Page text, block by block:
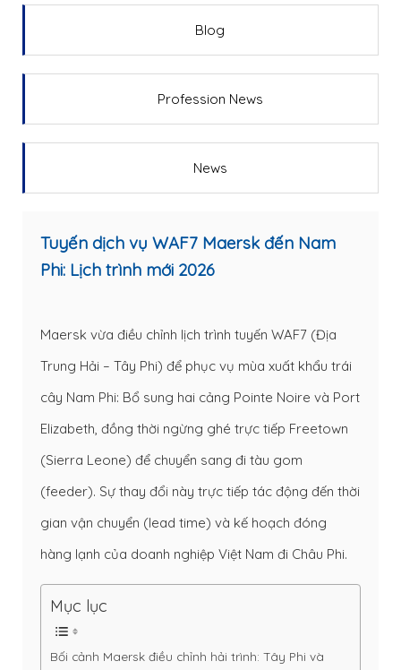
Blog
Profession News
News
Tuyến dịch vụ WAF7 Maersk đến Nam
Phi: Lịch trình mới 2026
Maersk vừa điều chỉnh lịch trình tuyến WAF7 (Địa
Trung Hải – Tây Phi) để phục vụ mùa xuất khẩu trái
cây Nam Phi: Bổ sung hai cảng Pointe Noire và Port
Elizabeth, đồng thời ngừng ghé trực tiếp Freetown
(Sierra Leone) để chuyển sang đi tàu gom
(feeder). Sự thay đổi này trực tiếp tác động đến thời
gian vận chuyển (lead time) và kế hoạch đóng
hàng lạnh của doanh nghiệp Việt Nam đi Châu Phi.
Mục lục
Bối cảnh Maersk điều chỉnh hải trình: Tây Phi và